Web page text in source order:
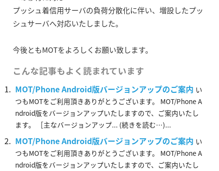
プッシュ着信用サーバの負荷分散化に伴い、増設したプッ
シュサーバへ対応いたしました。
今後ともMOTをよろしくお願い致します。
こんな記事もよく読まれています
MOT/Phone Android版バージョンアップのご案内 い
つもMOTをご利用頂きありがとうございます。 MOT/Phone A
ndroid版をバージョンアップいたしますので、ご案内いたし
ます。 ［主なバージョンアップ... (続きを読む…)...
MOT/Phone Android版バージョンアップのご案内 い
つもMOTをご利用頂きありがとうございます。 MOT/Phone A
ndroid版をバージョンアップいたしますので、ご案内いたし